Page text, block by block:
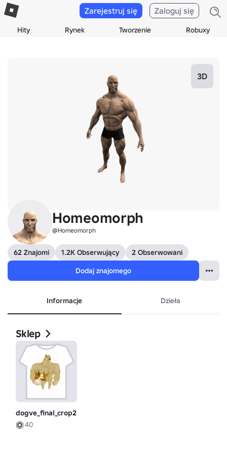
Hity Rynek Tworzenie Robuxy
Zarejestruj się Zaloguj się
3D
Homeomorph
@Homeomorph
62 Znajomi 1.2K Obserwujący
2 Obserwowani
Dodaj znajomego
Informacje Dzieła
Sklep
dogve_final_crop2
40